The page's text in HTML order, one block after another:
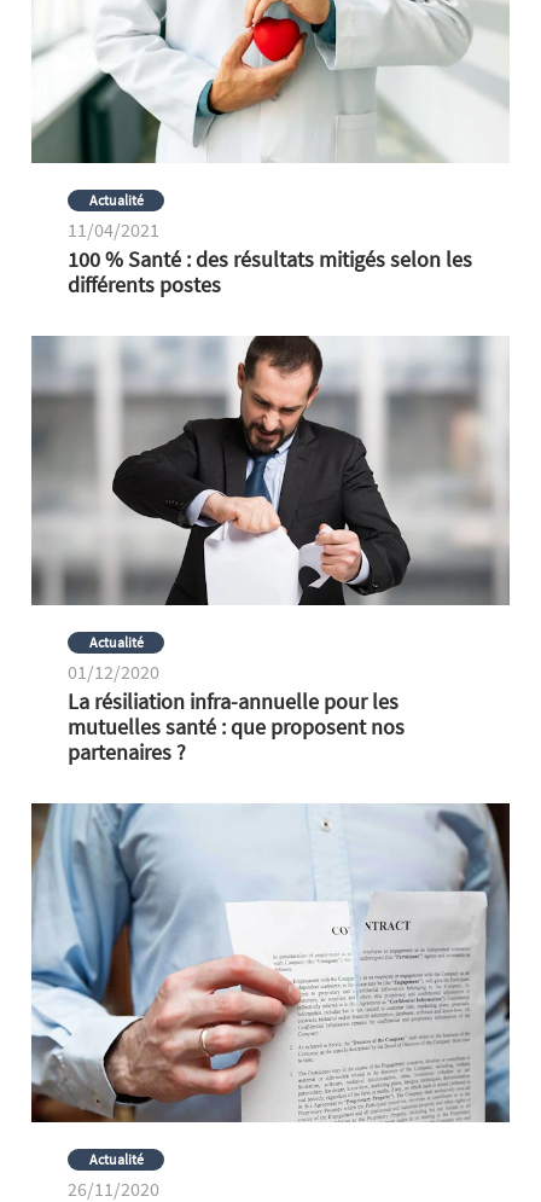
Actualité
11/04/2021
100 % Santé : des résultats mitigés selon les
différents postes
Actualité
01/12/2020
La résiliation infra-annuelle pour les
mutuelles santé : que proposent nos
partenaires ?
Actualité
26/11/2020